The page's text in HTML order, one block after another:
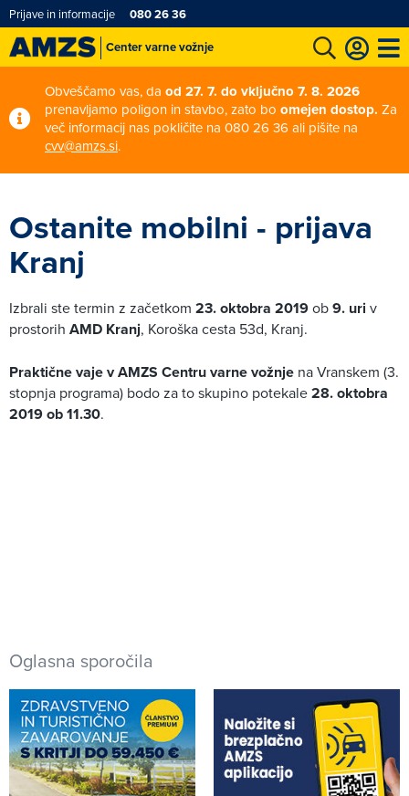
Obveščamo vas, da od 27. 7. do vključno 7. 8. 2026
prenavljamo poligon in stavbo, zato bo omejen dostop. Za
več informacij nas pokličite na 080 26 36 ali pišite na
cvv@amzs.si.
Center varne vožnje
Prijave in informacije 080 26 36
Karting in motošportni center Najboljši za volanom Moj AMZS
Ostanite mobilni - prijava
Kranj
Izbrali ste termin z začetkom 23. oktobra 2019ob9. uri v
prostorih AMD Kranj, Koroška cesta 53d, Kranj.
Praktične vaje v AMZS Centru varne vožnje na Vranskem (3.
stopnja programa) bodo za to skupino potekale28. oktobra
2019 ob 11.30.
Oglasna sporočila